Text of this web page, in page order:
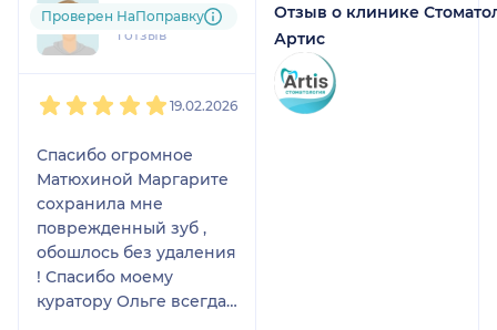
mit....@....ru
1 отзыв
Проверен НаПоправку
19.02.2026
Спасибо огромное
Матюхиной Маргарите
сохранила мне
поврежденный зуб ,
обошлось без удаления
! Спасибо моему
куратору Ольге всегда
Отзыв о клинике
Артис